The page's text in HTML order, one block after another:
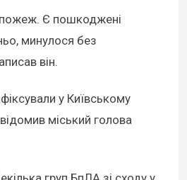
пожеж. Є пошкоджені
минулося без
він.
у Київському
міський голова